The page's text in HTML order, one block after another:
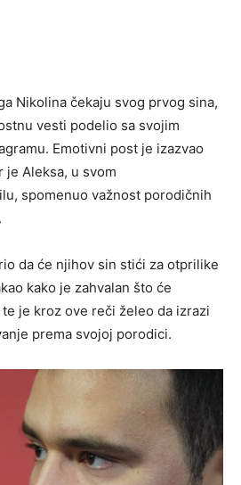
Nikolina čekaju svog prvog sina,
vesti podelio sa svojim
Emotivni post je izazvao
je Aleksa, u svom
spomenuo važnost porodičnih
da će njihov sin stići za otprilike
kako je zahvalan što će
je kroz ove reči želeo da izrazi
prema svojoj porodici.